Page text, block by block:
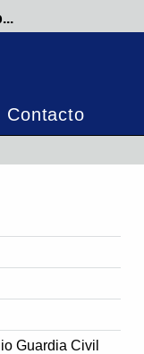
Contacto
Guardia Civil